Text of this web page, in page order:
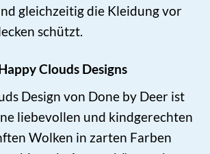
gleichzeitig die Kleidung vor
schützt.
Clouds Designs
Design von Done by Deer ist
liebevollen und kindgerechten
Wolken in zarten Farben